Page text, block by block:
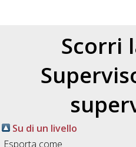
Scorri
Su di un livello
Esporta come